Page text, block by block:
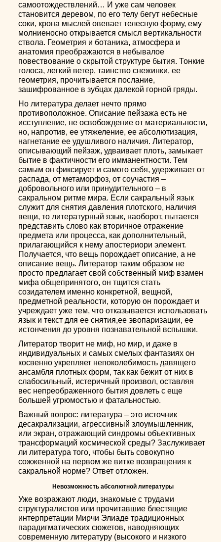
самоотождествлений… И уже сам человек
становится деревом, по его телу бегут небесные
соки, крона мыслей овевает телесную форму, ему
молниеносно открывается смысл вертикальности
ствола. Геометрия и ботаника, атмосфера и
анатомия преображаются в небывалое
повествование о скрытой структуре бытия. Тонкие
голоса, легкий ветер, таинство снежинки, ее
геометрия, прочитывается послание,
зашифрованное в зубцах далекой горной гряды.
Но литература делает нечто прямо
противоположное. Описание пейзажа есть не
исступление, не освобождение от материальности,
но, напротив, ее утяжеление, ее абсолютизация,
нагнетание ее удушливого наличия. Литератор,
описывающий пейзаж, удваивает плоть, замыкает
бытие в фактичности его имманентности. Тем
самым он фиксирует и самого себя, удерживает от
распада, от метаморфоз, от соучастия –
добровольного или принудительного – в
сакральном ритме мира. Если сакральный язык
служит для снятия давления плотского, наличия
вещи, то литературный язык, наоборот, пытается
представить слово как вторичное отражение
предмета или процесса, как дополнительный,
прилагающийся к нему апостериори элемент.
Получается, что вещь порождает описание, а не
описание вещь. Литератор таким образом не
просто предлагает свой собственный миф взамен
мифа общепринятого, он тщится стать
созидателем именно конкретной, вещной,
предметной реальности, которую он порождает и
учреждает уже тем, что отказывается использовать
язык и текст для ее снятия,ее эвопаризации, ее
истончения до уровня познавательной вспышки.
Литератор творит не миф, но мир, и даже в
индивидуальных и самых смелых фантазиях он
косвенно укрепляет непоколебимость давящего
ансамбля плотных форм, так как бежит от них в
слабосильный, истеричный произвол, оставляя
вес непреображенного бытия довлеть с еще
большей угрюмостью и фатальностью.
Важный вопрос: литература – это источник
десакрализации, агрессивный злоумышленник,
или экран, отражающий синдромы объективных
трансформаций космической среды? Заслуживает
ли литература того, чтобы быть совокупно
сожженной на первом же витке возвращения к
сакральной норме? Ответ отложен.
Невозможность абсолютной литературы
Уже возражают люди, знакомые с трудами
структуралистов или прочитавшие блестящие
интерпретации Мирчи Элиаде традиционных
парадигматических сюжетов, наводняющих
современную литературу (высокого и низкого